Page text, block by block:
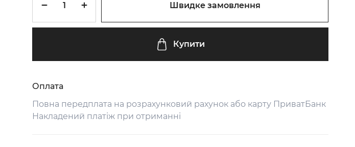
Швидке замовлення
Купити
Оплата
Повна передплата на розрахунковий рахунок або карту ПриватБанк
Накладений платіж при отриманні